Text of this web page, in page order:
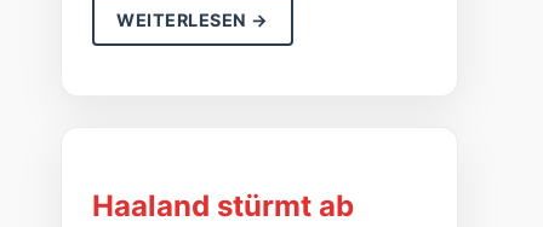
WEITERLESEN →
Haaland stürmt ab